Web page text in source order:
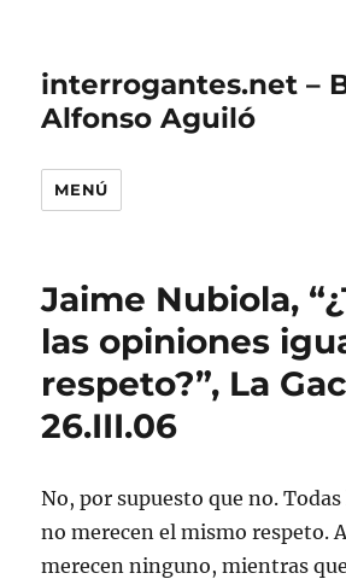
interrogantes.net –
Alfonso Aguiló
MENÚ
Jaime Nubiola,
las opiniones
respeto?”, La
26.III.06
No, por supuesto que no.
no merecen el mismo respeto.
merecen ninguno, mientras